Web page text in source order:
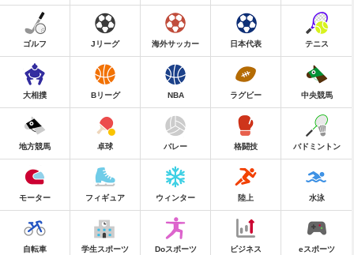
ゴルフ Jリーグ 海外サッカー 日本代表 テニス
大相撲 Bリーグ NBA ラグビー 中央競馬
地方競馬 卓球 バレー 格闘技 バドミントン
モーター フィギュア ウィンター 陸上 水泳
自転車 学生スポーツ Doスポーツ ビジネス eスポーツ